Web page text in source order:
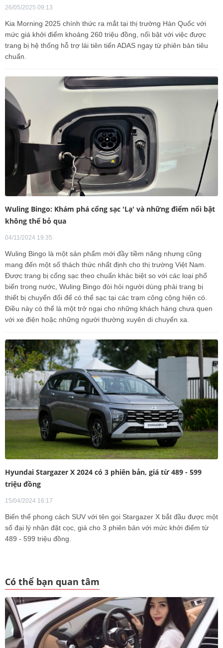
26/05/2025 09:13
Kia Morning 2025 chính thức ra mắt tại thị trường Hàn Quốc với
mức giá khởi điểm khoảng 260 triệu đồng, nổi bật với việc được
trang bị hệ thống hỗ trợ lái tiên tiến ADAS ngay từ phiên bản tiêu
chuẩn.
Wuling Bingo: Khám phá cổng sạc 'Lạ' và những điểm nổi bật
không thể bỏ qua
04/11/2024 19:35
Wuling Bingo là một sản phẩm mới đầy tiềm năng nhưng cũng
mang đến một số thách thức nhất định cho thị trường Việt Nam.
Được trang bị cổng sạc theo chuẩn khác biệt so với các loại phổ
biến trong nước, Wuling Bingo đòi hỏi người dùng phải trang bị
thiết bị chuyển đổi để có thể sạc tại các trạm công cộng hiện có.
Điều này có thể là một trở ngại cho những khách hàng chưa quen
với xe điện hoặc những người thường xuyên di chuyển xa.
Hyundai Stargazer X 2024 có 3 phiên bản, giá từ 489 - 599
triệu đồng
15/04/2024 16:17
Biến thể phong cách SUV với tên gọi Stargazer X bắt đầu được một
số đại lý nhận đặt cọc, giá cho 3 phiên bản với mức khởi điểm từ
489 - 599 triệu đồng.
Có thể bạn quan tâm